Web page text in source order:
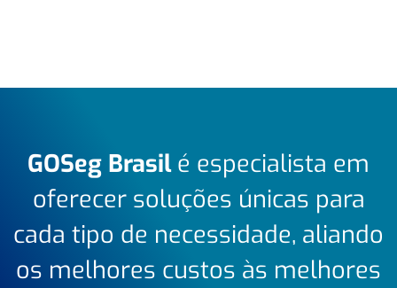
GOSeg Brasilé especialista em
oferecer soluções únicas para
cada tipo de necessidade, aliando
os melhores custos às melhores